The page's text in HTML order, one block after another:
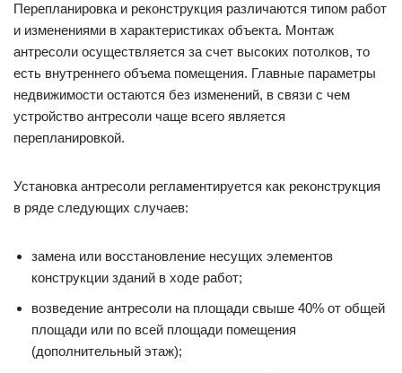
Перепланировка и реконструкция различаются типом работ
и изменениями в характеристиках объекта. Монтаж
антресоли осуществляется за счет высоких потолков, то
есть внутреннего объема помещения. Главные параметры
недвижимости остаются без изменений, в связи с чем
устройство антресоли чаще всего является
перепланировкой.
Установка антресоли регламентируется как реконструкция
в ряде следующих случаев:
замена или восстановление несущих элементов
конструкции зданий в ходе работ;
возведение антресоли на площади свыше 40% от общей
площади или по всей площади помещения
(дополнительный этаж);